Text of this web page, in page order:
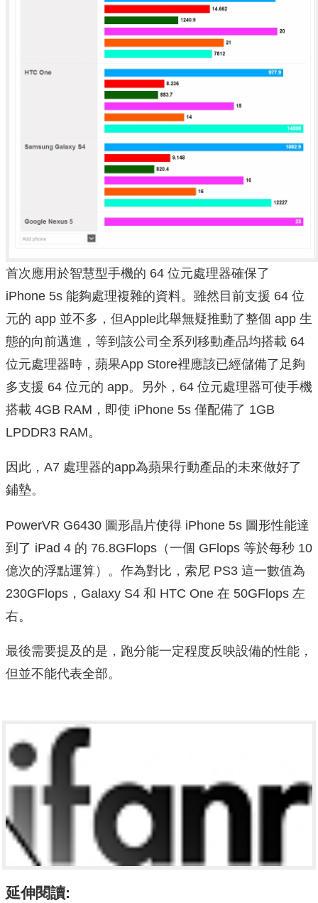
首次應用於智慧型手機的 64 位元處理器確保了
iPhone 5s 能夠處理複雜的資料。雖然目前支援 64 位
元的 app 並不多，但Apple此舉無疑推動了整個 app 生
態的向前邁進，等到該公司全系列移動產品均搭載 64
位元處理器時，蘋果App Store裡應該已經儲備了足夠
多支援 64 位元的 app。另外，64 位元處理器可使手機
搭載 4GB RAM，即使 iPhone 5s 僅配備了 1GB
LPDDR3 RAM。
因此，A7 處理器的app為蘋果行動產品的未來做好了
鋪墊。
PowerVR G6430 圖形晶片使得 iPhone 5s 圖形性能達
到了 iPad 4 的 76.8GFlops（一個 GFlops 等於每秒 10
億次的浮點運算）。作為對比，索尼 PS3 這一數值為
230GFlops，Galaxy S4 和 HTC One 在 50GFlops 左
右。
最後需要提及的是，跑分能一定程度反映設備的性能，
但並不能代表全部。
延伸閱讀: